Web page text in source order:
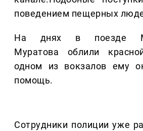
поведением пещерных
На днях в поезде
Муратова облили
одном из вокзалов ему
помощь.
Сотрудники полиции уже